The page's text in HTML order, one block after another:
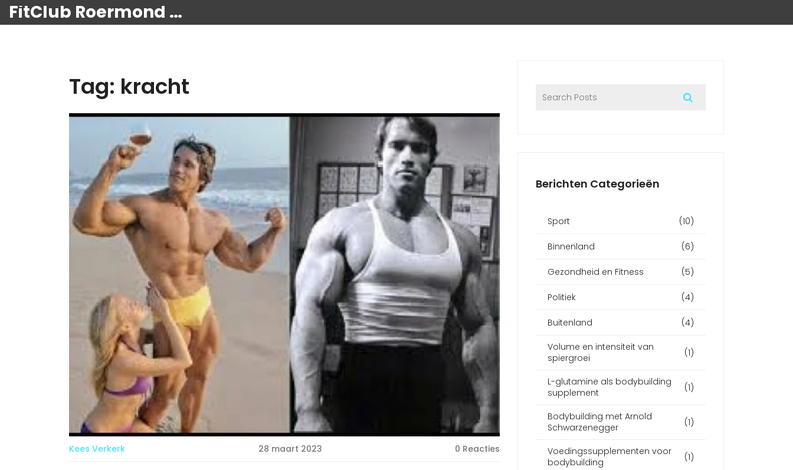
FitClub Roermond Kracht
Tag: kracht
Kees Verkerk 28 maart 2023 0 Reacties
Berichten Categorieën
Sport (10)
Binnenland (6)
Gezondheid en Fitness (5)
Politiek (4)
Buitenland (4)
Volume en intensiteit van
spiergroei
(1)
L-glutamine als bodybuilding
supplement
(1)
Bodybuilding met Arnold
Schwarzenegger
(1)
Voedingssupplementen voor
bodybuilding
(1)